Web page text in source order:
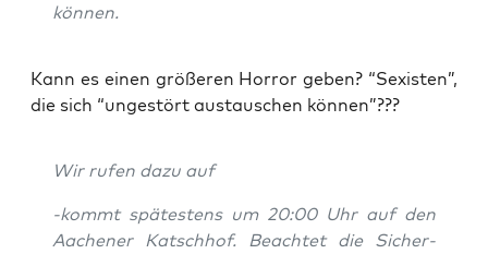
können.
Kann es einen grö­ße­ren Hor­ror geben? “Sexis­ten”,
die sich “unge­stört aus­tau­schen können”???
Wir rufen dazu auf
-kommt spä­tes­tens um 20:00 Uhr auf den
Aache­ner Katsch­hof. Beach­tet die Sicher­